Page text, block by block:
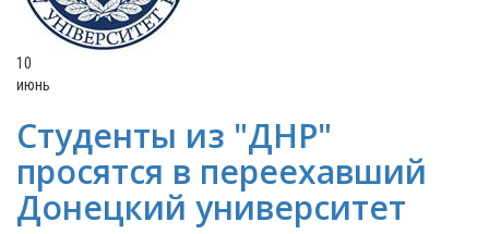
10
июнь
Студенты из "ДНР"
просятся в переехавший
Донецкий университет